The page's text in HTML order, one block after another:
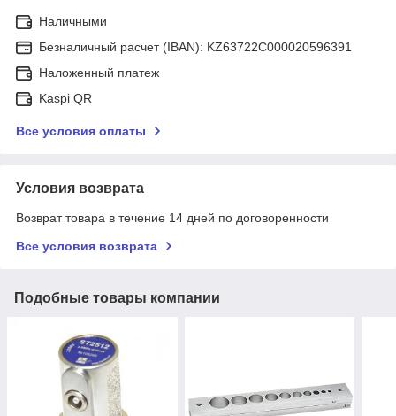
Наличными
Безналичный расчет (IBAN): KZ63722C000020596391
Наложенный платеж
Kaspi QR
Все условия оплаты
Условия возврата
Возврат товара в течение 14 дней по договоренности
Все условия возврата
Подобные товары компании